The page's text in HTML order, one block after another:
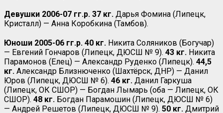
Девушки 2006-07 гг.р. 37 кг. Дарья Фомина (Липецк,
Кристалл) — Анна Коробкина (Тамбов).
Юноши 2005-06 гг.р. 40 кг. Никита Соляников (Богучар)
— Евгений Гончаров (Липецк, ДЮСШ № 9). 43 кг. Никита
Парамонов (Елец) — Александр Руденко (Липецк). 44,5
кг. Александр Близнюченко (Шахтёрск, ДНР) — Данил
Юров (Липецк, ДЮСШ № 6). 46 кг. Данил Гаркуша
(Липецк, ОК СШОР) — Богдан Лымарь (оба — Липецк, ОК
СШОР). 48 кг. Богдан Парамошин (Липецк, ДЮСШ № 6)
— Андрей Решетов (Липецк, ДЮСШ № 9). 50 кг. Дмитрий